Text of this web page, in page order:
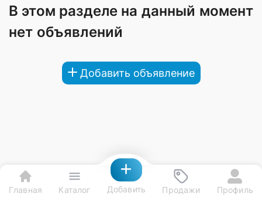
В этом разделе на данный момент
нет объявлений
Добавить объявление
Главная Каталог Добавить Продажи Профиль